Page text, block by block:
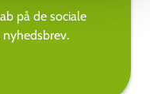
på de sociale